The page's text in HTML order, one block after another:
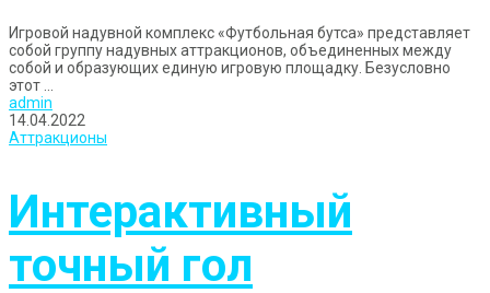
Игровой надувной комплекс «Футбольная бутса» представляет
собой группу надувных аттракционов, объединенных между
собой и образующих единую игровую площадку. Безусловно
этот ...
admin
14.04.2022
Аттракционы
Интерактивный
точный гол